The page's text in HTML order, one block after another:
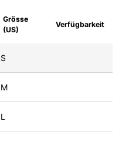
Grösse
(US)
Verfügbarkeit
S
M
L